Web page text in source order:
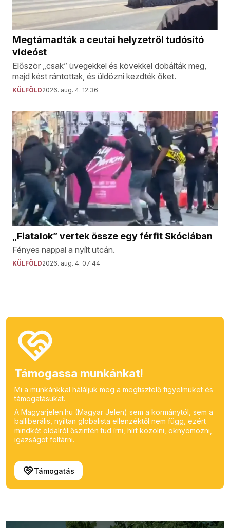
Megtámadták a ceutai helyzetről tudósító
videóst
Először „csak” üvegekkel és kövekkel dobálták meg,
majd kést rántottak, és üldözni kezdték őket.
KÜLFÖLD2026. aug. 4. 12:36
„Fiatalok” vertek össze egy férfit Skóciában
Fényes nappal a nyílt utcán.
KÜLFÖLD2026. aug. 4. 07:44
Támogassa munkánkat!
Mi a munkánkkal háláljuk meg a megtisztelő figyelmüket és
támogatásukat.
A Magyarjelen.hu (Magyar Jelen) sem a kormánytól, sem a
balliberális, nyíltan globalista ellenzéktől nem függ, ezért
mindkét oldalról őszintén tud írni, hírt közölni, oknyomozni,
igazságot feltárni.
Támogatás